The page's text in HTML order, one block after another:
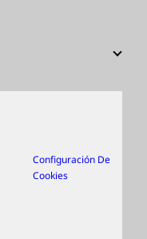
Configuración De
Cookies